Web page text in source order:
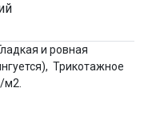
и ровная
Трикотажное
м2.